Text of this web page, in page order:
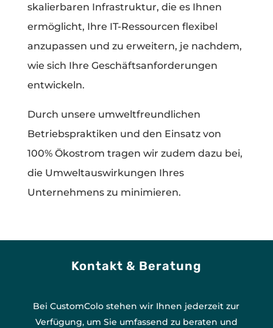
skalierbaren Infrastruktur, die es Ihnen
ermöglicht, Ihre IT-Ressourcen flexibel
anzupassen und zu erweitern, je nachdem,
wie sich Ihre Geschäftsanforderungen
entwickeln.
Durch unsere umweltfreundlichen
Betriebspraktiken und den Einsatz von
100% Ökostrom tragen wir zudem dazu bei,
die Umweltauswirkungen Ihres
Unternehmens zu minimieren.
Kontakt & Beratung
Bei CustomColo stehen wir Ihnen jederzeit zur
Verfügung, um Sie umfassend zu beraten und